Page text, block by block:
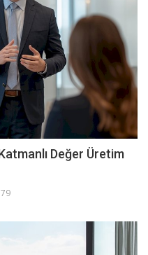
Değer Üretim
79